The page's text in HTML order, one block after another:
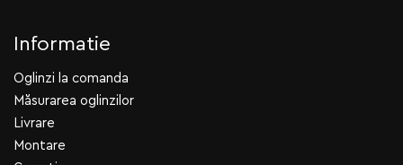
Informatie
Oglinzi la comanda
Măsurarea oglinzilor
Livrare
Montare